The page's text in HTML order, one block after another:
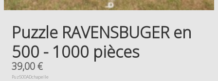
Puzzle RAVENSBUGER en
500 - 1000 pièces
39,00 €
Puz500ADchapelle